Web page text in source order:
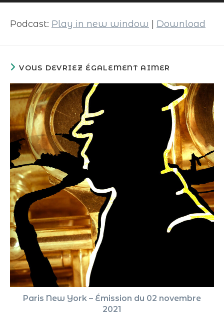
audio
Podcast: Play in new window Download
VOUS DEVRIEZ ÉGALEMENT AIMER
Paris New York – Émission du 02 novembre
2021